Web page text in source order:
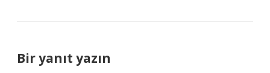
Bir yanıt yazın